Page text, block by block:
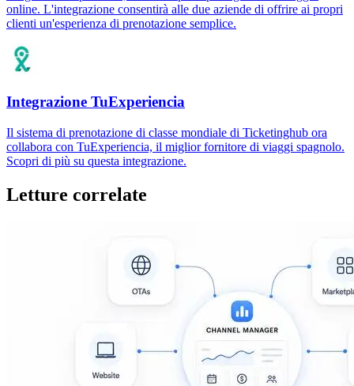
online. L'integrazione consentirà alle due aziende di offrire ai propri
clienti un'esperienza di prenotazione semplice.
Integrazione TuExperiencia
Il sistema di prenotazione di classe mondiale di Ticketinghub ora
collabora con TuExperiencia, il miglior fornitore di viaggi spagnolo.
Scopri di più su questa integrazione.
Letture correlate